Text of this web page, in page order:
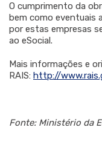
O cumprimento da
bem como eventuais
por estas empresas
ao eSocial.
Mais informações e
RAIS: http://
Fonte: Ministério da